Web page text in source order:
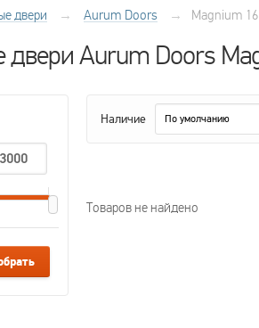
двери → Aurum Doors → Magnium 16
Aurum Doors
Наличие По умолчанию
Товаров не найдено